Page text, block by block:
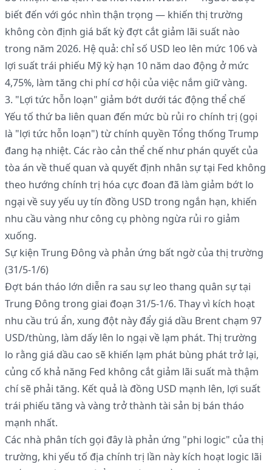
biết đến với góc nhìn thận trọng — khiến thị trường
không còn định giá bất kỳ đợt cắt giảm lãi suất nào
trong năm 2026. Hệ quả: chỉ số USD leo lên mức 106 và
lợi suất trái phiếu Mỹ kỳ hạn 10 năm dao động ở mức
4,75%, làm tăng chi phí cơ hội của việc nắm giữ vàng.
3. "Lợi tức hỗn loạn" giảm bớt dưới tác động thể chế
Yếu tố thứ ba liên quan đến mức bù rủi ro chính trị (gọi
là "lợi tức hỗn loạn") từ chính quyền Tổng thống Trump
đang hạ nhiệt. Các rào cản thể chế như phán quyết của
tòa án về thuế quan và quyết định nhân sự tại Fed không
theo hướng chính trị hóa cực đoan đã làm giảm bớt lo
ngại về suy yếu uy tín đồng USD trong ngắn hạn, khiến
nhu cầu vàng như công cụ phòng ngừa rủi ro giảm
xuống.
Sự kiện Trung Đông và phản ứng bất ngờ của thị trường
(31/5-1/6)
Đợt bán tháo lớn diễn ra sau sự leo thang quân sự tại
Trung Đông trong giai đoạn 31/5-1/6. Thay vì kích hoạt
nhu cầu trú ẩn, xung đột này đẩy giá dầu Brent chạm 97
USD/thùng, làm dấy lên lo ngại về lạm phát. Thị trường
lo rằng giá dầu cao sẽ khiến lạm phát bùng phát trở lại,
củng cố khả năng Fed không cắt giảm lãi suất mà thậm
chí sẽ phải tăng. Kết quả là đồng USD mạnh lên, lợi suất
trái phiếu tăng và vàng trở thành tài sản bị bán tháo
mạnh nhất.
Các nhà phân tích gọi đây là phản ứng "phi logic" của thị
trường, khi yếu tố địa chính trị lần này kích hoạt logic lãi